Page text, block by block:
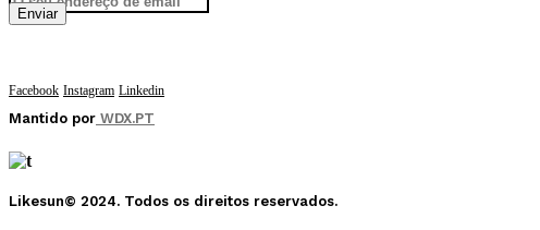
Facebook Instagram Linkedin
Mantido por WDX.PT
Likesun© 2024. Todos os direitos reservados.